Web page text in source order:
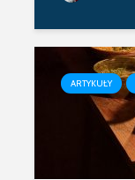
ARTYKUŁY